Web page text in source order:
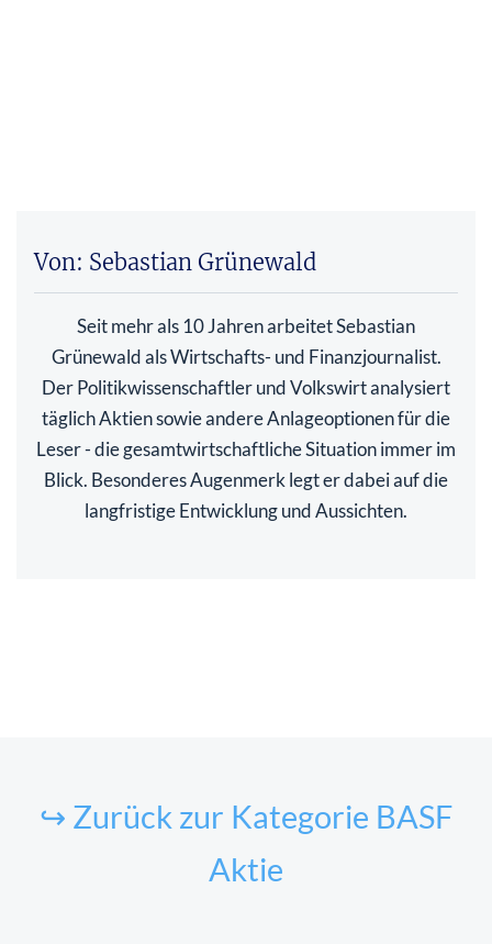
Von: Sebastian Grünewald
Seit mehr als 10 Jahren arbeitet Sebastian
Grünewald als Wirtschafts- und Finanzjournalist.
Der Politikwissenschaftler und Volkswirt analysiert
täglich Aktien sowie andere Anlageoptionen für die
Leser - die gesamtwirtschaftliche Situation immer im
Blick. Besonderes Augenmerk legt er dabei auf die
langfristige Entwicklung und Aussichten.
↪ Zurück zur Kategorie BASF
Aktie